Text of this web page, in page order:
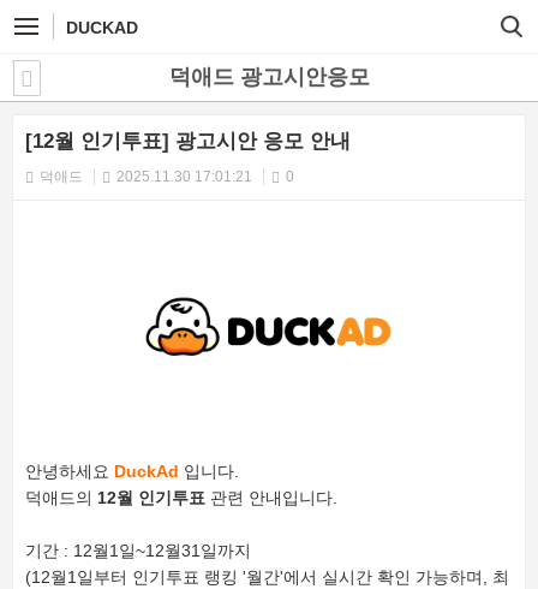
DUCKAD
덕애드 광고시안응모
[12월 인기투표] 광고시안 응모 안내
덕애드 2025.11.30 17:01:21 0
안녕하세요 DuckAd 입니다.
덕애드의 12월 인기투표 관련 안내입니다.
기간 : 12월1일~12월31일까지
(12월1일부터 인기투표 랭킹 '월간'에서 실시간 확인 가능하며, 최